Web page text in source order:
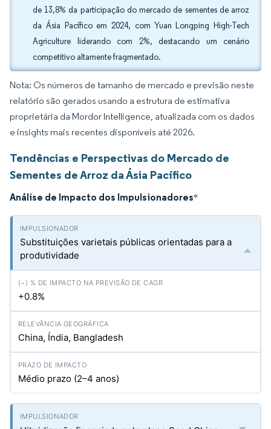
de 13,8% da participação do mercado de sementes de arroz
da Ásia Pacífico em 2024, com Yuan Longping High-Tech
Agriculture liderando com 2%, destacando um cenário
competitivo altamente fragmentado.
Nota: Os números de tamanho de mercado e previsão neste
relatório são gerados usando a estrutura de estimativa
proprietária da Mordor Intelligence, atualizada com os dados
e insights mais recentes disponíveis até 2026.
Tendências e Perspectivas do Mercado de
Sementes de Arroz da Ásia Pacífico
Análise de Impacto dos Impulsionadores*
Substituições varietais públicas orientadas para a
produtividade
+0.8%
China, Índia, Bangladesh
Médio prazo (2–4 anos)